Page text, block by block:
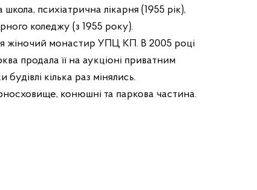
школа, психіатрична лікарня (1955 рік),
коледжу (з 1955 року).
жіночий монастир УПЦ КП. В 2005 році
продала її на аукціоні приватним
будівлі кілька раз мінялись.
, конюшні та паркова частина.